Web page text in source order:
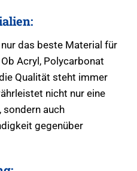
das beste Material für
Acryl, Polycarbonat
Qualität steht immer
nicht nur eine
sondern auch
gegenüber